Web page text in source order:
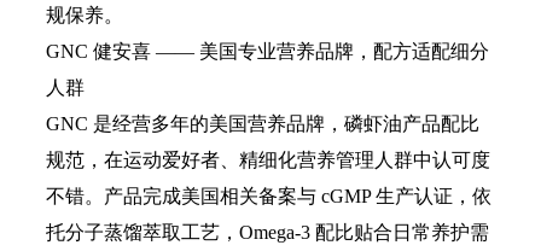
规保养。
GNC 健安喜 —— 美国专业营养品牌，配方适配细分
人群
GNC 是经营多年的美国营养品牌，磷虾油产品配比
规范，在运动爱好者、精细化营养管理人群中认可度
不错。产品完成美国相关备案与 cGMP 生产认证，依
托分子蒸馏萃取工艺，Omega-3 配比贴合日常养护需